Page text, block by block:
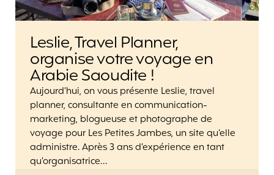
Leslie, Travel Planner,
organise votre voyage en
Arabie Saoudite !
Aujourd’hui, on vous présente Leslie, travel
planner, consultante en communication-
marketing, blogueuse et photographe de
voyage pour Les Petites Jambes, un site qu’elle
administre. Après 3 ans d’expérience en tant
qu’organisatrice…